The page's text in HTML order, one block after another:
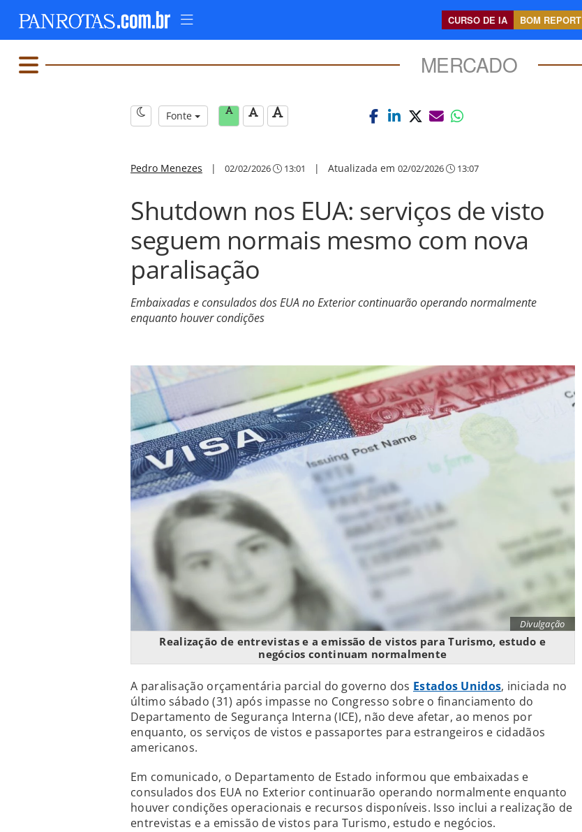
CURSO DE IA BOM REPORT
MERCADO
Fonte
Pedro Menezes | 02/02/2026 13:01 | Atualizada em 02/02/2026 13:07
Shutdown nos EUA: serviços de visto
seguem normais mesmo com nova
paralisação
Embaixadas e consulados dos EUA no Exterior continuarão operando normalmente
enquanto houver condições
Divulgação
Realização de entrevistas e a emissão de vistos para Turismo, estudo e
negócios continuam normalmente
A paralisação orçamentária parcial do governo dos Estados Unidos, iniciada no
último sábado (31) após impasse no Congresso sobre o financiamento do
Departamento de Segurança Interna (ICE), não deve afetar, ao menos por
enquanto, os serviços de vistos e passaportes para estrangeiros e cidadãos
americanos.
Em comunicado, o Departamento de Estado informou que embaixadas e
consulados dos EUA no Exterior continuarão operando normalmente enquanto
houver condições operacionais e recursos disponíveis. Isso inclui a realização de
entrevistas e a emissão de vistos para Turismo, estudo e negócios.